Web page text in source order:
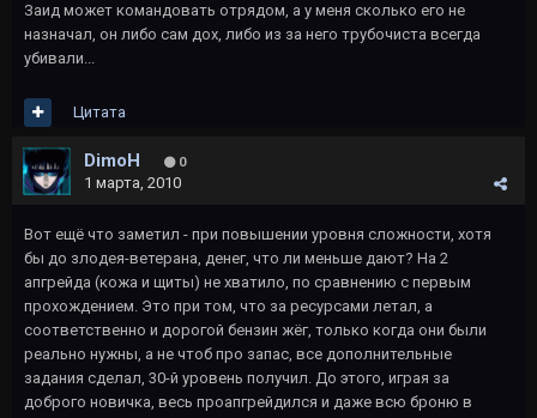
Заид может командовать отрядом, а у меня сколько его не
назначал, он либо сам дох, либо из за него трубочиста всегда
убивали...
Цитата
DimoH 0
1 марта, 2010
Вот ещё что заметил - при повышении уровня сложности, хотя
бы до злодея-ветерана, денег, что ли меньше дают? На 2
апгрейда (кожа и щиты) не хватило, по сравнению с первым
прохождением. Это при том, что за ресурсами летал, а
соответственно и дорогой бензин жёг, только когда они были
реально нужны, а не чтоб про запас, все дополнительные
задания сделал, 30-й уровень получил. До этого, играя за
доброго новичка, весь проапгрейдился и даже всю броню в